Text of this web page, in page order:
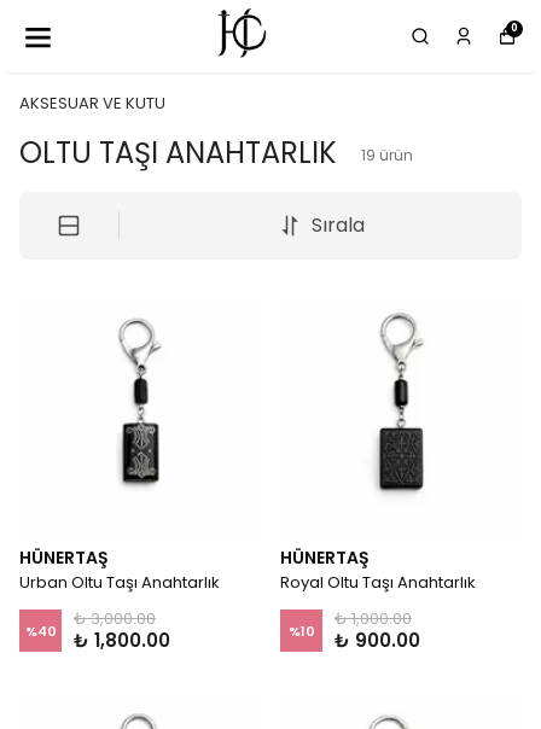
0
AKSESUAR VE KUTU
OLTU TAŞI ANAHTARLIK 19 ürün
Sırala
HÜNERTAŞ
Urban Oltu Taşı Anahtarlık
%40
₺ 3,000.00
₺ 1,800.00
HÜNERTAŞ
Royal Oltu Taşı Anahtarlık
%10
₺ 1,000.00
₺ 900.00